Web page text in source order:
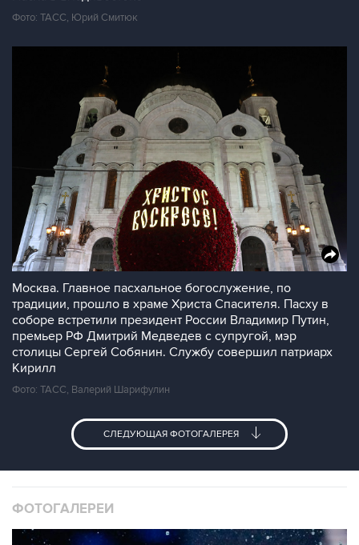
Фото: ТАСС, Юрий Смитюк
Москва. Главное пасхальное богослужение, по
традиции, прошло в храме Христа Спасителя. Пасху в
соборе встретили президент России Владимир Путин,
премьер РФ Дмитрий Медведев с супругой, мэр
столицы Сергей Собянин. Службу совершил патриарх
Кирилл
Фото: ТАСС, Валерий Шарифулин
СЛЕДУЮЩАЯ ФОТОГАЛЕРЕЯ
ФОТОГАЛЕРЕИ